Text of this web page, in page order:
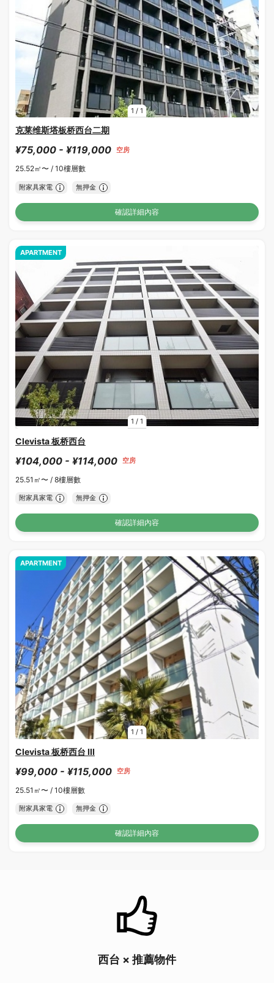
1 / 1
克莱维斯塔板桥西台二期
¥75,000 - ¥119,000 空房
25.52㎡〜 / 10樓層數
附家具家電 無押金
確認詳細內容
1 / 1
APARTMENT
Clevista 板桥西台
¥104,000 - ¥114,000 空房
25.51㎡〜 / 8樓層數
附家具家電 無押金
確認詳細內容
1 / 1
APARTMENT
Clevista 板桥西台 III
¥99,000 - ¥115,000 空房
25.51㎡〜 / 10樓層數
附家具家電 無押金
確認詳細內容
西台 × 推薦物件